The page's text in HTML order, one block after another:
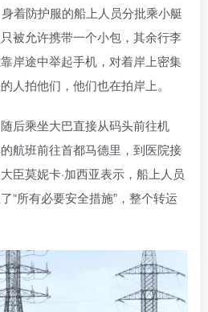
着防护服的船上人员分批乘小艇
被允许携带一个小包，其余行李
岸途中举起手机，对着岸上密集
拍他们，他们也在拍岸上。
后乘坐大巴直接从码头前往机
航班前往首都马德里，到医院接
臣莫妮卡·加西亚表示，船上人员
“所有必要安全措施”，整个转运